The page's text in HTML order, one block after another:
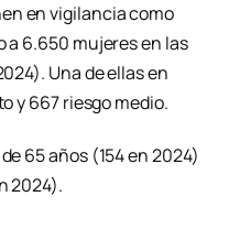
en vigilancia como
a 6.650 mujeres en las
Una de ellas en
y 667 riesgo medio.
65 años (154 en 2024)
2024).